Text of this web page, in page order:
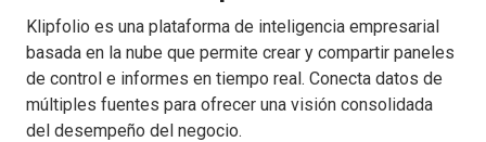
Klipfolio es una plataforma de inteligencia empresarial
basada en la nube que permite crear y compartir paneles
de control e informes en tiempo real. Conecta datos de
múltiples fuentes para ofrecer una visión consolidada
del desempeño del negocio.